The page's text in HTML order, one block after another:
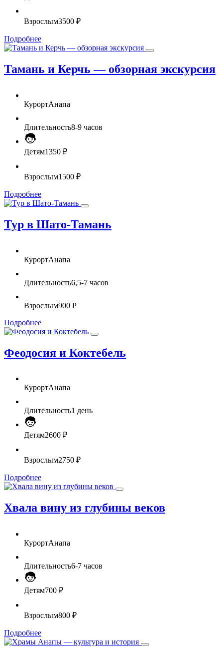
Взрослым3500 ₽
Подробнее
Тамань и Керчь — обзорная экскурсия
КурортАнапа
Длительность8-9 часов
Детям1350 ₽
Взрослым1500 ₽
Подробнее
Тур в Шато-Тамань
КурортАнапа
Длительность6,5-7 часов
Взрослым900 Р
Подробнее
Феодосия и Коктебель
КурортАнапа
Длительность1 день
Детям2600 ₽
Взрослым2750 ₽
Подробнее
Хвала вину из глубины веков
КурортАнапа
Длительность6-7 часов
Детям700 ₽
Взрослым800 ₽
Подробнее